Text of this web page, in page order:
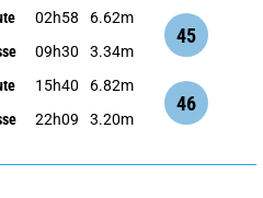
02h58
6.62m
09h30 3.34m
45
15h40
6.82m
22h09 3.20m
46